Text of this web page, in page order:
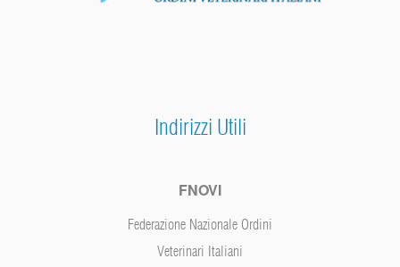
Indirizzi Utili
FNOVI
Federazione Nazionale Ordini
Veterinari Italiani